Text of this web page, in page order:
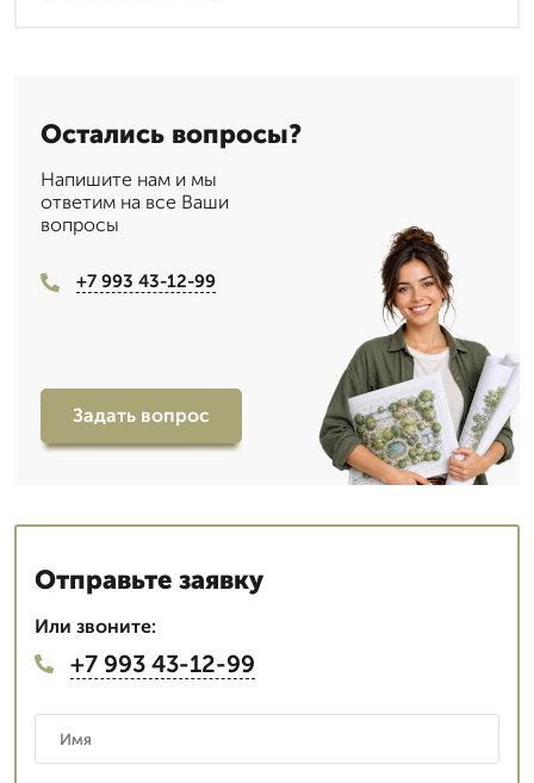
Остались вопросы?
Напишите нам и мы
ответим на все Ваши
вопросы
+7 993 43-12-99
Задать вопрос
Отправьте заявку
Или звоните:
+7 993 43-12-99